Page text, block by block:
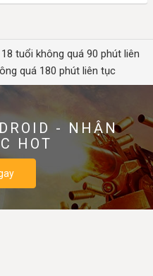
tuổi không quá 90 phút liên
quá 180 phút liên tục
- NHẬN
HOT